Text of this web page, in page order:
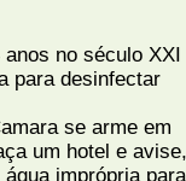
no século XXI
para desinfectar
se arme em
um hotel e avise,
imprópria para